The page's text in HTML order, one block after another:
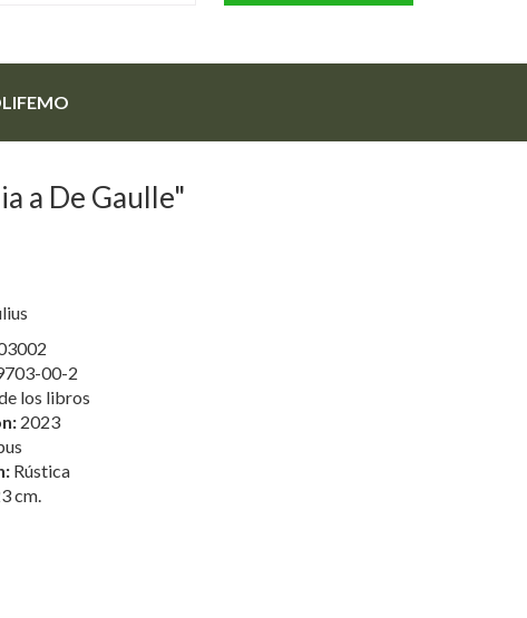
a De Gaulle"
00-2
los libros
2023
Rústica
cm.